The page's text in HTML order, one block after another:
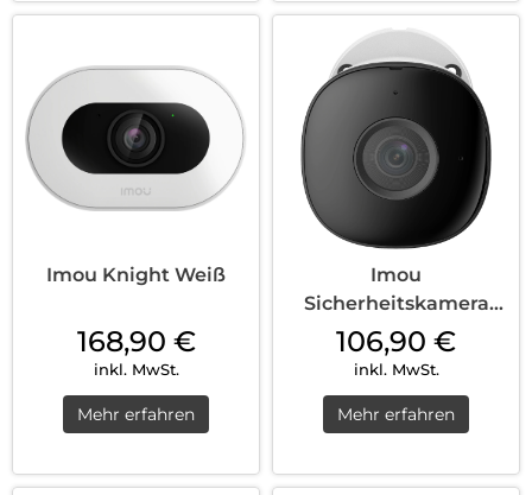
Imou Knight Weiß
168,90 €
inkl. MwSt.
Mehr erfahren
Imou
Sicherheitskamera
Draußen IPC-F42EAP
Geschoss Weiß
106,90 €
inkl. MwSt.
Mehr erfahren